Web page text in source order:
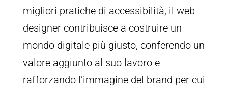
migliori pratiche di accessibilità, il web
designer contribuisce a costruire un
mondo digitale più giusto, conferendo un
valore aggiunto al suo lavoro e
rafforzando l’immagine del brand per cui